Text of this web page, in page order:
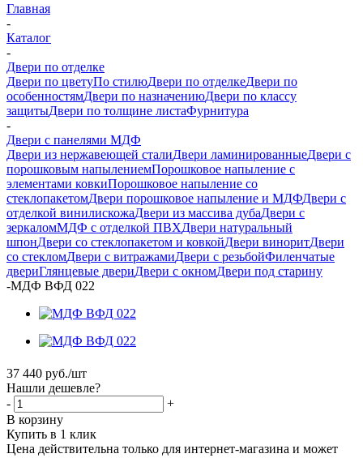
Главная
-
Каталог
-
Двери по отделке
Двери по цветуПо стилюДвери по отделкеДвери по
особенностямДвери по назначениюДвери по классу
защитыДвери по толщине листаФурнитура
-
Двери с панелями МДФ
Двери из нержавеющей сталиДвери ламинированныеДвери с
порошковым напылениемПорошковое напыление с
элементами ковкиПорошковое напыление со
стеклопакетомДвери порошковое напыление и МДФДвери с
отделкой винилискожаДвери из массива дубаДвери с
зеркаломМДФ с отделкой ПВХДвери натуральный
шпонДвери со стеклопакетом и ковкойДвери виноритДвери
со стекломДвери с витражамиДвери с резьбойФиленчатые
двериГлянцевые двериДвери с окномДвери под старину
-МДФ ВФД 022
37 440 руб./шт
Нашли дешевле?
-
+
В корзину
Купить в 1 клик
Цена действительна только для интернет-магазина и может